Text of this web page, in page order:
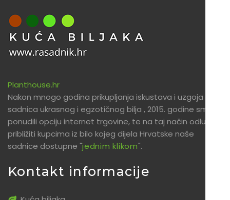
Planthouse.hr
Nakon mnogo godina prikupljanja iskustava i uzgoja
sadnica ukrasnog i egzotičnog bilja , 2015. godine smo
ponudili opciju internet trgovine, te na taj način odlučili
približiti kupcima iz bilo kojeg dijela Hrvatske naše
sadnice dostupne "jednim klikom".
Kontakt informacije